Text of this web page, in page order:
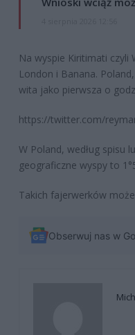
Na wyspie Kiritimati czyli
London i Banana.
wita jako pierwsza o
https://twitter.com/
W Poland, według spisu
geograficzne wyspy to
Takich fajerwerków
Obserwuj nas w